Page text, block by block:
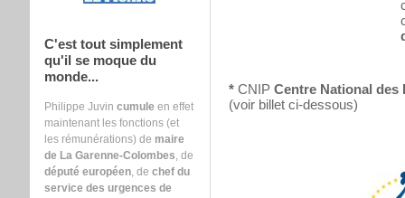
C'est tout simplement
qu'il se moque du
monde...
Philippe Juvin cumule en effet
maintenant les fonctions (et
les rémunérations) de maire
de La Garenne-Colombes , de
député européen, de chef du
service des urgences de
*CNIP Centre National des
(voir billet ci-dessous)